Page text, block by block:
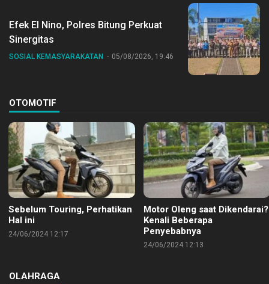
Efek El Nino, Polres Bitung Perkuat
Sinergitas
SOSIAL KEMASYARAKATAN 05/08/2026, 19:46
OTOMOTIF
Sebelum Touring, Perhatikan
Hal ini
24/06/2024 12:17
Motor Oleng saat Dikendarai?
Kenali Beberapa
Penyebabnya
24/06/2024 12:13
OLAHRAGA